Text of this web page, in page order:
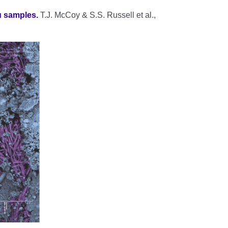
samples. T.J. McCoy & S.S. Russell et al.,